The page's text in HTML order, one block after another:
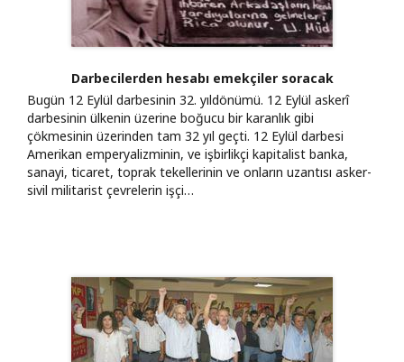
Darbecilerden hesabı emekçiler soracak
Bugün 12 Eylül darbesinin 32. yıldönümü. 12 Eylül askerî
darbesinin ülkenin üzerine boğucu bir karanlık gibi
çökmesinin üzerinden tam 32 yıl geçti. 12 Eylül darbesi
Amerikan emperyalizminin, ve işbirlikçi kapitalist banka,
sanayi, ticaret, toprak tekellerinin ve onların uzantısı asker-
sivil militarist çevrelerin işçi…